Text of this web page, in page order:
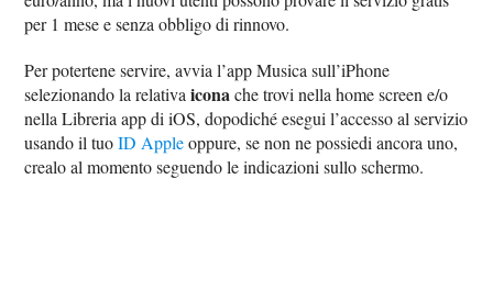
per 1 mese e senza obbligo di rinnovo.
Per potertene servire, avvia l’app Musica sull’iPhone
selezionando la relativaiconache trovi nella home screen e/o
nella Libreria app di iOS, dopodiché esegui l’accesso al servizio
usando il tuoID Appleoppure, se non ne possiedi ancora uno,
crealo al momento seguendo le indicazioni sullo schermo.